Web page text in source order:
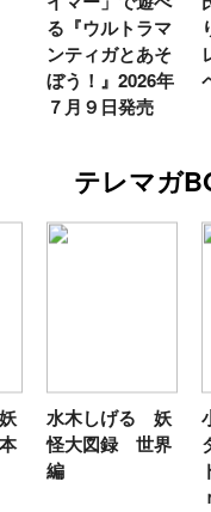
る『ウルトラマ
ンティガとあそ
ぼう！』2026年
７月９日発売
テレマガ
水木しげる 妖
怪大図録 世界
編